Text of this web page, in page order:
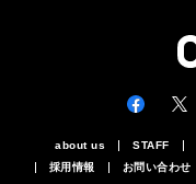
about us STAFF
採用情報
お問い合わせ